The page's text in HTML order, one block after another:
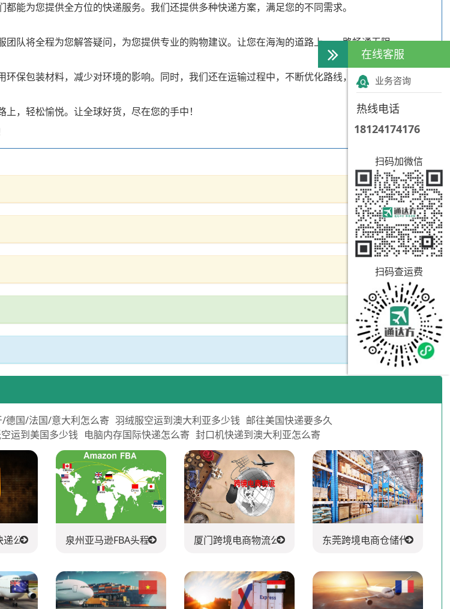
能为您提供全方位的快递服务。我们还提供多种快递方案，满足您的不同需求。
队将全程为您解答疑问，为您提供专业的购物建议。让您在海淘的道路上，一路畅通无阻。
保包装材料，减少对环境的影响。同时，我们还在运输过程中，不断优化路线，降低碳排放。
，轻松愉悦。让全球好货，尽在您的手中！
德国/法国/意大利怎么寄 羽绒服空运到澳大利亚多少钱 邮往美国快递要多久
运到美国多少钱 电脑内存国际快递怎么寄 封口机快递到澳大利亚怎么寄
公司 泉州亚马逊FBA头程派送公司 厦门跨境电商物流公司 东莞跨境电商仓储代发货
在线客服
业务咨询
热线电话
18124174176
扫码加微信
扫码查运费